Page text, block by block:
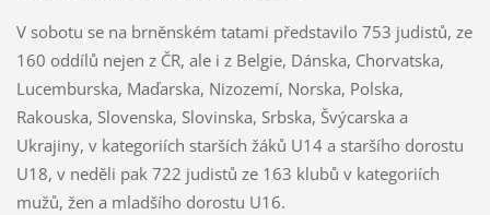
V sobotu se na brněnském tatami představilo 753 judistů, ze
160 oddílů nejen z ČR, ale i z Belgie, Dánska, Chorvatska,
Lucemburska, Maďarska, Nizozemí, Norska, Polska,
Rakouska, Slovenska, Slovinska, Srbska, Švýcarska a
Ukrajiny, v kategoriích starších žáků U14 a staršího dorostu
U18, v neděli pak 722 judistů ze 163 klubů v kategoriích
mužů, žen a mladšího dorostu U16.